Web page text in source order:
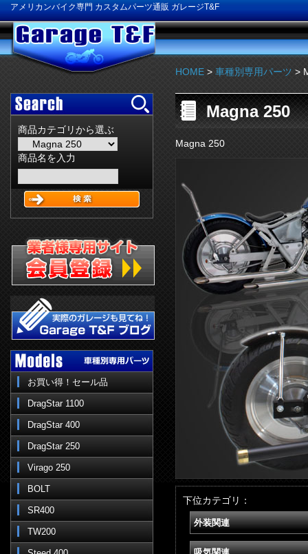
アメリカンバイク専門 カスタムパーツ通販 ガレージT&F
商品カテゴリから選ぶ
商品名を入力
お買い得！セール品
DragStar 1100
DragStar 400
DragStar 250
Virago 250
BOLT
SR400
TW200
HOME > 車種別専用パーツ >
Magna 250
Magna 250
下位カテゴリ：
外装関連